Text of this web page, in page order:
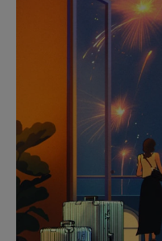
ATIVÁ-
LO